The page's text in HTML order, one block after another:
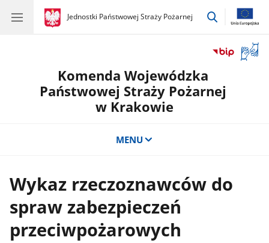
gov.pl
Jednostki Państwowej Straży Pożarnej
gov.pl
Jednostki
przejdź
okno
Komenda Wojewódzka
Państwowej Straży Pożarnej
w Krakowie
MENU
Wykaz rzeczoznawców do
spraw zabezpieczeń
przeciwpożarowych